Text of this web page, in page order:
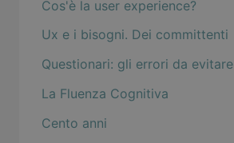
Cos'è la user experience?
Ux e i bisogni. Dei committenti
Questionari: gli errori da evitare
La Fluenza Cognitiva
Cento anni